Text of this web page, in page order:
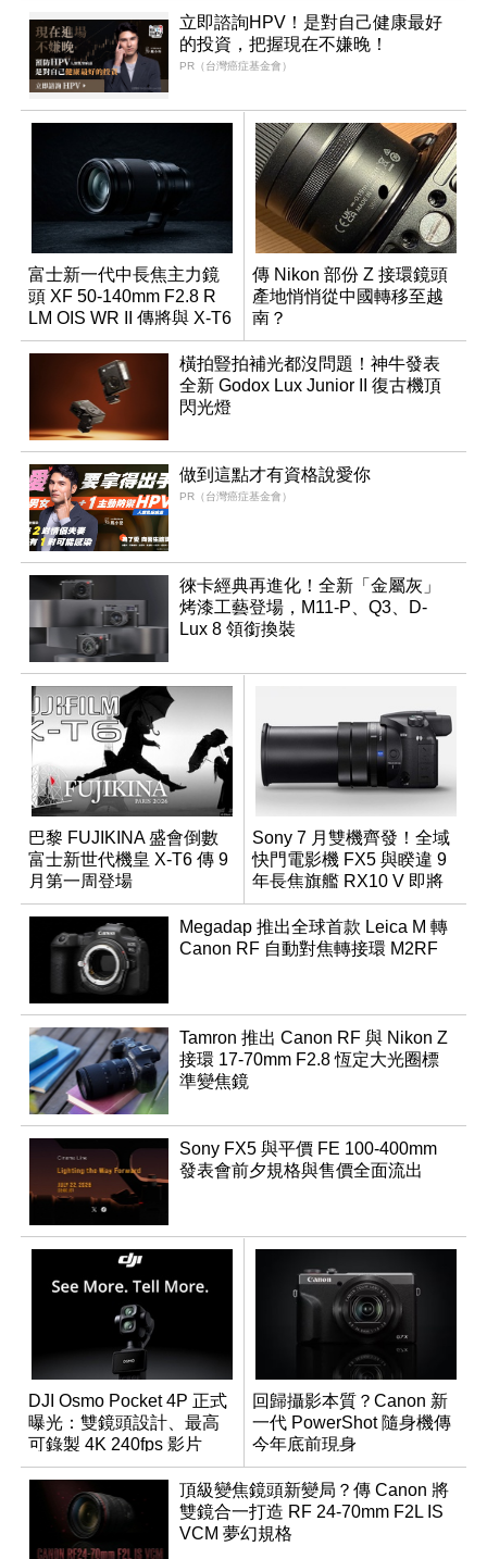
立即諮詢HPV！是對自己健康最好
的投資，把握現在不嫌晚！
PR（台灣癌症基金會）
富士新一代中長焦主力鏡
頭 XF 50-140mm F2.8 R
LM OIS WR II 傳將與 X-T6
同步亮相
傳 Nikon 部份 Z 接環鏡頭
產地悄悄從中國轉移至越
南？
橫拍豎拍補光都沒問題！神牛發表
全新 Godox Lux Junior II 復古機頂
閃光燈
做到這點才有資格說愛你
PR（台灣癌症基金會）
徠卡經典再進化！全新「金屬灰」
烤漆工藝登場，M11-P、Q3、D-
Lux 8 領銜換裝
巴黎 FUJIKINA 盛會倒數
富士新世代機皇 X-T6 傳 9
月第一周登場
Sony 7 月雙機齊發！全域
快門電影機 FX5 與睽違 9
年長焦旗艦 RX10 V 即將
登場
Megadap 推出全球首款 Leica M 轉
Canon RF 自動對焦轉接環 M2RF
Tamron 推出 Canon RF 與 Nikon Z
接環 17-70mm F2.8 恆定大光圈標
準變焦鏡
Sony FX5 與平價 FE 100-400mm
發表會前夕規格與售價全面流出
DJI Osmo Pocket 4P 正式
曝光：雙鏡頭設計、最高
可錄製 4K 240fps 影片
回歸攝影本質？Canon 新
一代 PowerShot 隨身機傳
今年底前現身
頂級變焦鏡頭新變局？傳 Canon 將
雙鏡合一打造 RF 24-70mm F2L IS
VCM 夢幻規格